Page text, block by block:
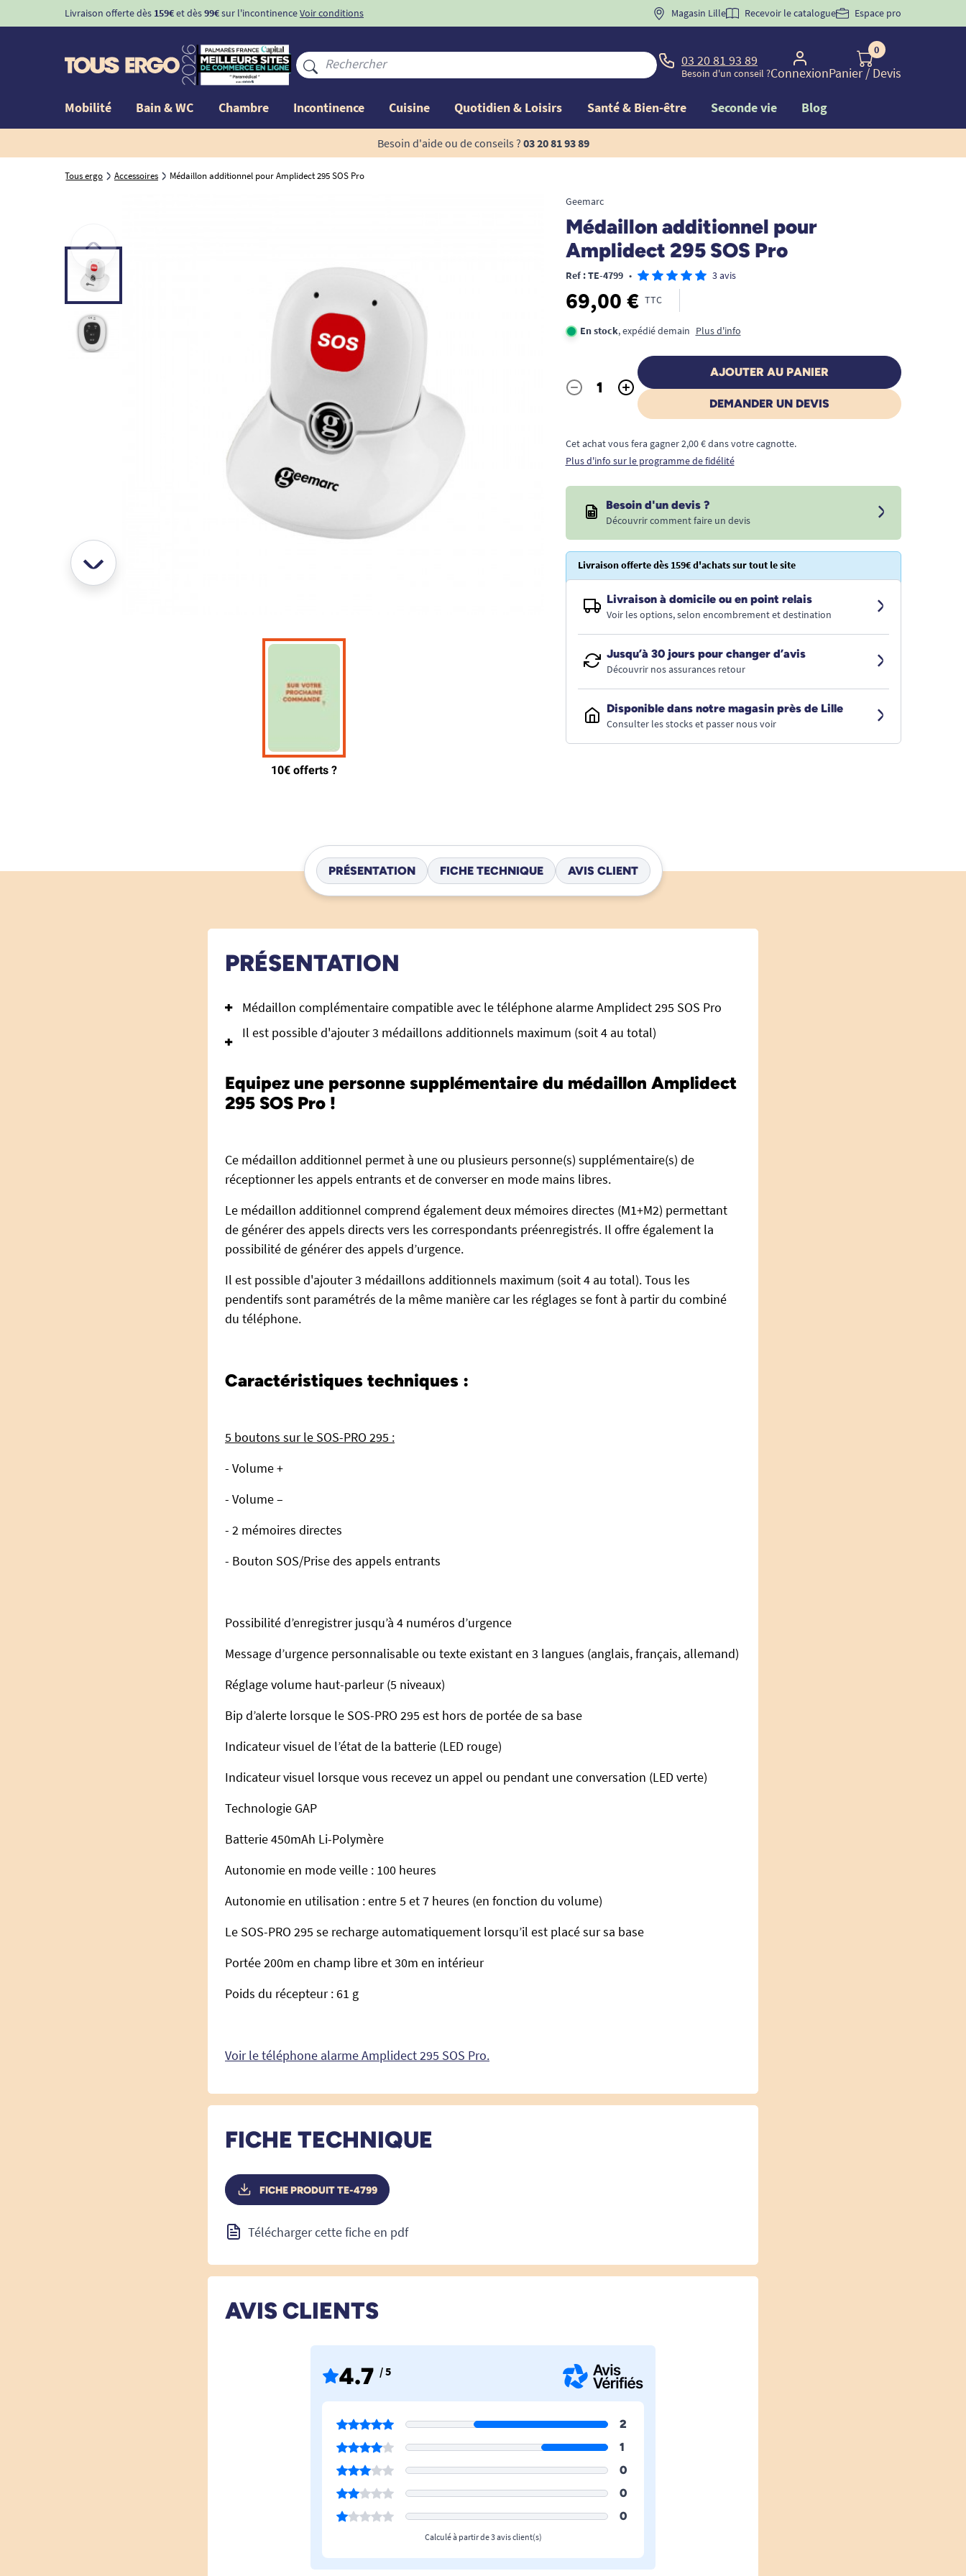
Livraison offerte dès 159€et dès99€sur l'incontinenceVoir conditions BIENVENUE" pourla 1ère commande d'incontinence
Magasin Lille Recevoir le catalogue Espace pro
03 20 81 93 89
Besoin d'un conseil ?Connexion
0
Panier/ Devis
Mobilité Bain & WC Chambre Incontinence Cuisine Quotidien & Loisirs Santé & Bien-être Seconde vie Blog
Besoin d'aide ou de conseils ? 03 20 81 93 89
Tous ergo Accessoires Médaillon additionnel pour Amplidect 295 SOS Pro
Geemarc
Médaillon additionnel pour
Amplidect 295 SOS Pro
Ref : TE-4799 • 3 avis
69,00 € TTC
En stock, expédié demain Plus d'info
Quantité
- +
AJOUTER AU PANIER
DEMANDER UN DEVIS
Cet achat vous fera gagner 2,00 € dans votre cagnotte.
Plus d'info sur le programme de fidélité
Besoin d'un devis ?
Découvrir comment faire un devis
Livraison offerte dès 159€ d'achats sur tout le site
Livraison à domicile ou en point relais
Voir les options, selon encombrement et destination
Jusqu’à 30 jours pour changer d’avis
Découvrir nos assurances retour
Disponible dans notre magasin près de Lille
Consulter les stocks et passer nous voir
PRÉSENTATION FICHE TECHNIQUE AVIS CLIENT
PRÉSENTATION
Médaillon complémentaire compatible avec le téléphone alarme Amplidect 295 SOS Pro
Il est possible d'ajouter 3 médaillons additionnels maximum (soit 4 au total)
Equipez une personne supplémentaire du médaillon Amplidect
295 SOS Pro !
Ce médaillon additionnel permet à une ou plusieurs personne(s) supplémentaire(s) de
réceptionner les appels entrants et de converser en mode mains libres.
Le médaillon additionnel comprend également deux mémoires directes (M1+M2) permettant
de générer des appels directs vers les correspondants préenregistrés. Il offre également la
possibilité de générer des appels d’urgence.
Il est possible d'ajouter 3 médaillons additionnels maximum (soit 4 au total). Tous les
pendentifs sont paramétrés de la même manière car les réglages se font à partir du combiné
du téléphone.
Caractéristiques techniques :
5 boutons sur le SOS-PRO 295 :
- Volume +
- Volume –
- 2 mémoires directes
- Bouton SOS/Prise des appels entrants
Possibilité d’enregistrer jusqu’à 4 numéros d’urgence
Message d’urgence personnalisable ou texte existant en 3 langues (anglais, français, allemand)
Réglage volume haut-parleur (5 niveaux)
Bip d’alerte lorsque le SOS-PRO 295 est hors de portée de sa base
Indicateur visuel de l’état de la batterie (LED rouge)
Indicateur visuel lorsque vous recevez un appel ou pendant une conversation (LED verte)
Technologie GAP
Batterie 450mAh Li-Polymère
Autonomie en mode veille : 100 heures
Autonomie en utilisation : entre 5 et 7 heures (en fonction du volume)
Le SOS-PRO 295 se recharge automatiquement lorsqu’il est placé sur sa base
Portée 200m en champ libre et 30m en intérieur
Poids du récepteur : 61 g
Voir le téléphone alarme Amplidect 295 SOS Pro.
FICHE TECHNIQUE
FICHE PRODUIT TE-4799
Télécharger cette fiche en pdf
AVIS CLIENTS
4.7 / 5
2
1
0
0
0
Calculé à partir de 3 avis client(s)